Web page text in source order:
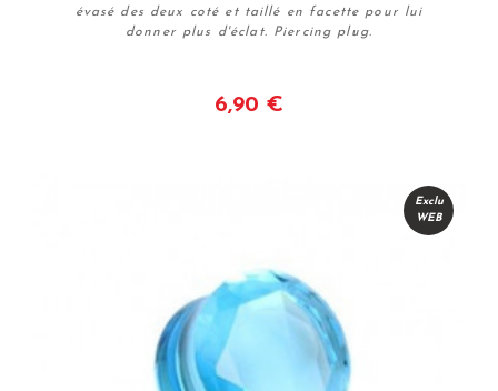
évasé des deux coté et taillé en facette pour lui
donner plus d'éclat. Piercing plug.
6,90 €
Exclu
WEB